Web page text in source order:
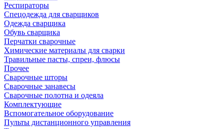
Респираторы
Спецодежда для сварщиков
Одежда сварщика
Обувь сварщика
Перчатки сварочные
Химические материалы для сварки
Травильные пасты, спреи, флюсы
Прочее
Сварочные шторы
Сварочные занавесы
Сварочные полотна и одеяла
Комплектующие
Вспомогательное оборудование
Пульты дистанционного управления